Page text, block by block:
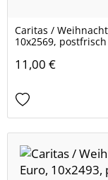
Caritas /
10x2569,
11,00 €